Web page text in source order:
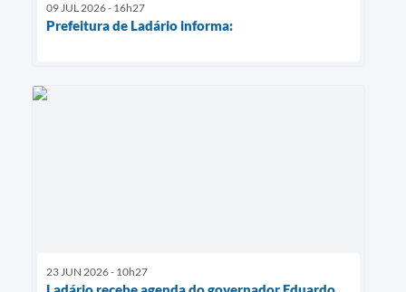
09 JUL 2026 - 16h27
Prefeitura de Ladário informa:
23 JUN 2026 - 10h27